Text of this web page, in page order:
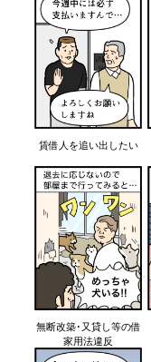
賃借人を追い出したい
無断改築･又貸し等の借
家用法違反